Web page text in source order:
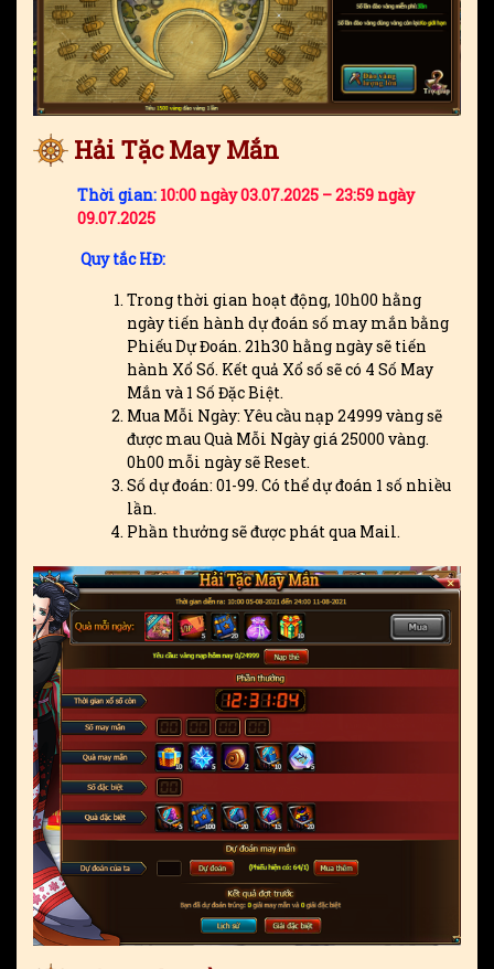
Hải Tặc May Mắn
Thời gian: 10:00 ngày 03.07.2025 – 23:59 ngày
09.07.2025
Quy tắc HĐ:
Trong thời gian hoạt động, 10h00 hằng
ngày tiến hành dự đoán số may mắn bằng
Phiếu Dự Đoán. 21h30 hằng ngày sẽ tiến
hành Xổ Số. Kết quả Xổ số sẽ có 4 Số May
Mắn và 1 Số Đặc Biệt.
Mua Mỗi Ngày: Yêu cầu nạp 24999 vàng sẽ
được mau Quà Mỗi Ngày giá 25000 vàng.
0h00 mỗi ngày sẽ Reset.
Số dự đoán: 01-99. Có thể dự đoán 1 số nhiều
lần.
Phần thưởng sẽ được phát qua Mail.